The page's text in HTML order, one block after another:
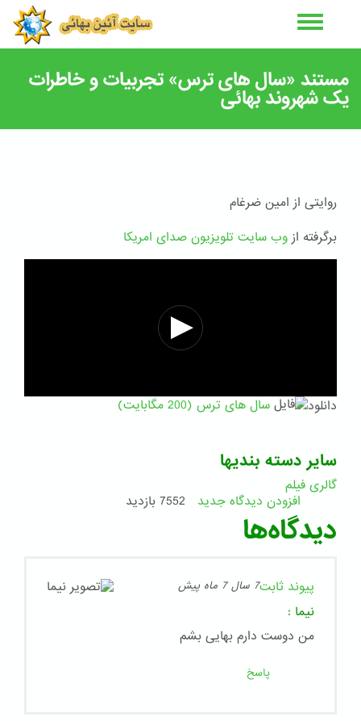
مستند «سال های ترس» تجربیات و خاطرات
یک شهروند بهائی
روایتی از امین ضرغام
برگرفته از وب سایت تلویزیون صدای امریکا
دانلود سال های ترس (200 مگابایت)
سایر دسته بندیها
گالری فیلم
افزودن دیدگاه جدید
7552 بازدید
دیدگاه‌ها
پیوند ثابت7 سال 7 ماه پیش
نیما :
من دوست دارم بهایی بشم
پاسخ